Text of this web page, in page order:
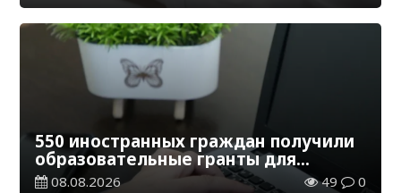
550 иностранных граждан получили
образовательные гранты для
обучения в Казахстане
08.08.2026 49 0